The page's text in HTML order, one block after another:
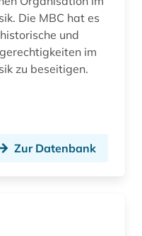
(1)
1995 (1)
1783 (1)
Die MBC hat es
und
im
zu beseitigen.
Zur Datenbank